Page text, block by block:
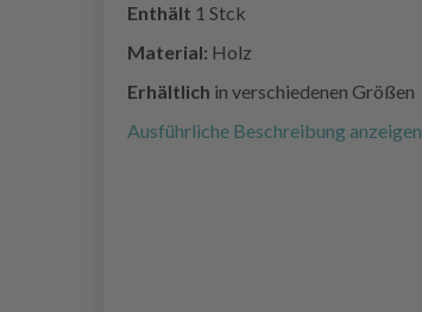
Enthält 1 Stck
Material: Holz
Erhältlich in verschiedenen Größen
Ausführliche Beschreibung anzeigen